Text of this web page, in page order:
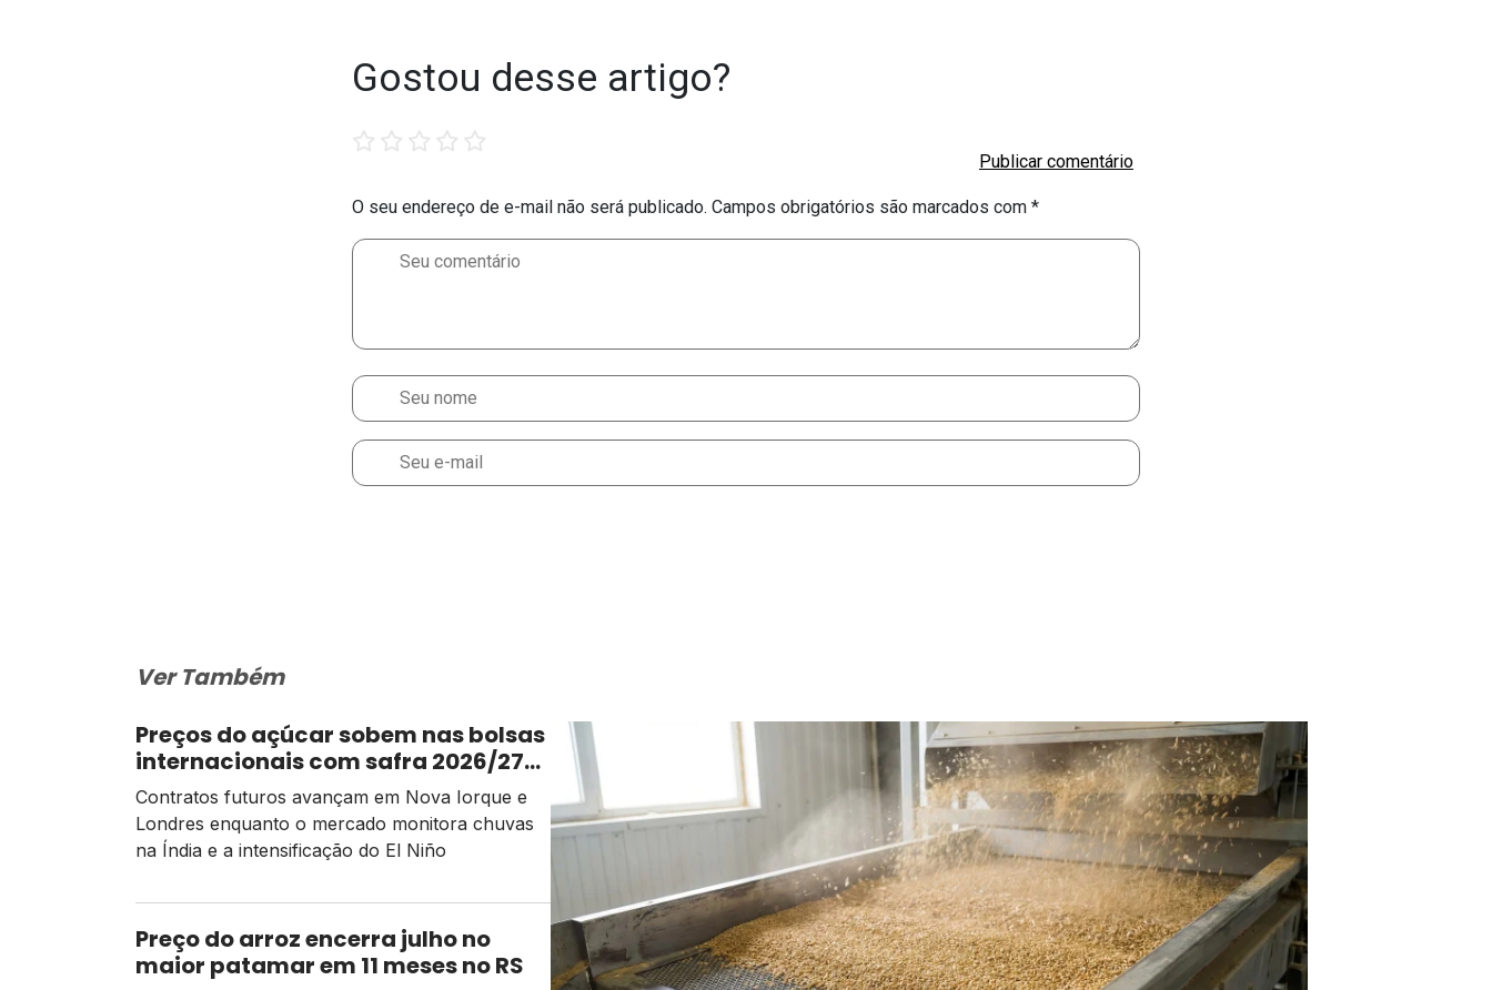
Gostou desse artigo?
O seu endereço de e-mail não será publicado. Campos obrigatórios são marcados com *
star stars stars stars stars
Ver Também
Preços do açúcar sobem nas bolsas
internacionais com safra 2026/27
mais apertada
Contratos futuros avançam em Nova Iorque e
Londres enquanto o mercado monitora chuvas
na Índia e a intensificação do El Niño
Preço do arroz encerra julho no
maior patamar em 11 meses no RS